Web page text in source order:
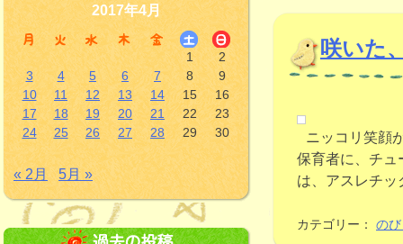
咲いた
ニッコリ笑顔
保育者に、チ
は、アスレチ
カテゴリー： の
2017年4月
1
2
3
4 5 6 7 8
9
10
11 12 13 14 15
16
17
18 19 20 21 22
23
24
25 26 27 28 29 30
« 2月 5月 »